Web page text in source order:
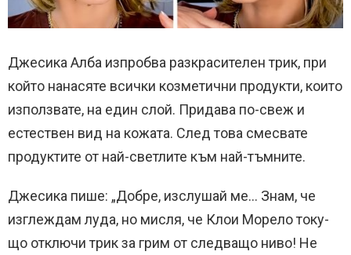
Джесика Алба изпробва разкрасителен трик, при
който нанасяте всички козметични продукти, които
използвате, на един слой. Придава по-свеж и
естествен вид на кожата. След това смесвате
продуктите от най-светлите към най-тъмните.
Джесика пише: „Добре, изслушай ме… Знам, че
изглеждам луда, но мисля, че Клои Морело току-
що отключи трик за грим от следващо ниво! Не